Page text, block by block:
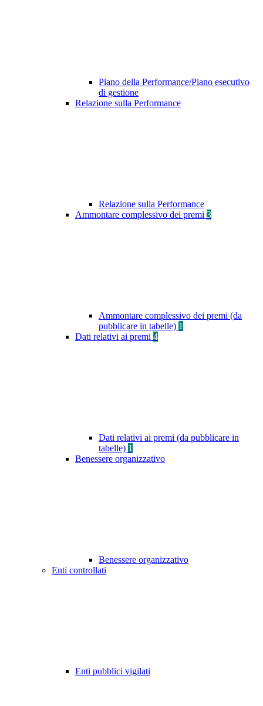
Piano della Performance/Piano esecutivo
di gestione
Relazione sulla Performance
Relazione sulla Performance
Ammontare complessivo dei premi 3
Ammontare complessivo dei premi (da
pubblicare in tabelle) 1
Dati relativi ai premi 4
Dati relativi ai premi (da pubblicare in
tabelle) 1
Benessere organizzativo
Benessere organizzativo
Enti controllati
Enti pubblici vigilati